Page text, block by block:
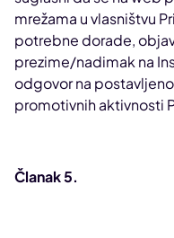
mrežama u vlasništvu
potrebne dorade,
prezime/nadimak na
odgovor na
promotivnih aktivnosti
Članak 5.